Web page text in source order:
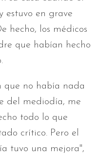
estuvo en grave
hecho, los médicos
que habían hecho
que no había nada
del mediodía, me
todo lo que
crítico. Pero el
tuvo una mejora",